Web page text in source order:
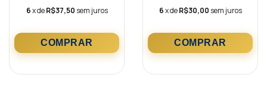
6x deR$37,50 sem juros
6x deR$30,00 sem juros